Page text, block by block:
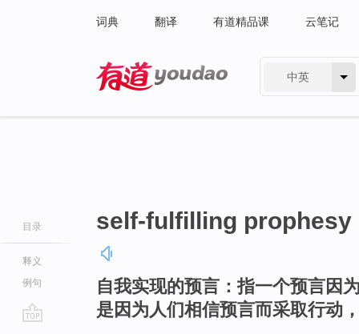
词典 翻译 有道精品课 云笔记
中英
目录
释义
例句
self-fulfilling prophesy
自我实现的预言：指一个预言因
是因为人们相信预言而采取行动